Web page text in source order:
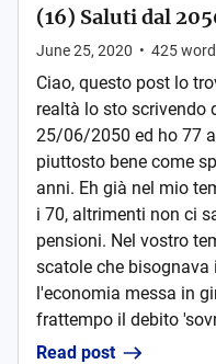
(16) Saluti dal
June 25, 2020 • 425
Ciao, questo post lo
realtà lo sto scrivendo
25/06/2050 ed ho 77
piuttosto bene come
anni. Eh già nel mio
i 70, altrimenti non ci
pensioni. Nel vostro
scatole che
l'economia messa in
frattempo il debito
Read post